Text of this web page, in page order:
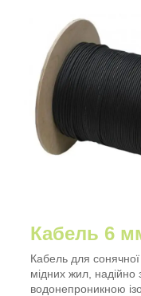
Кабель 6
Кабель для сонячної
мідних жил,
водонепроникною